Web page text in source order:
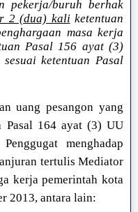
pekerja/buruh berhak
2 (dua) kali ketentuan
masa kerja
Pasal 156 ayat (3)
ketentuan Pasal
uang pesangon yang
Pasal 164 ayat (3) UU
menghadap
tertulis Mediator
kerja pemerintah kota
2013, antara lain: